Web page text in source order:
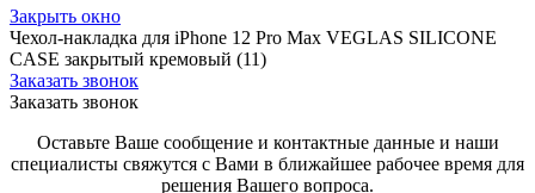
Закрыть окно
Чехол-накладка для iPhone 12 Pro Max VEGLAS SILICONE
CASE закрытый кремовый (11)
Заказать звонок
Заказать звонок
Оставьте Ваше сообщение и контактные данные и наши
специалисты свяжутся с Вами в ближайшее рабочее время для
решения Вашего вопроса.